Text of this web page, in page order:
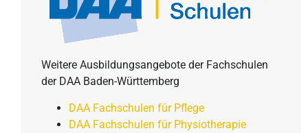
Weitere Ausbildungsangebote der Fachschulen
der DAA Baden-Württemberg
DAA Fachschulen für Pflege
DAA Fachschulen für Physiotherapie